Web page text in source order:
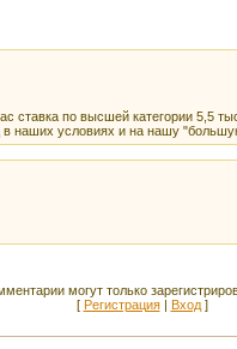
ставка по высшей категории 5,5
наших условиях и на нашу
могут только
[ Регистрация| Вход]